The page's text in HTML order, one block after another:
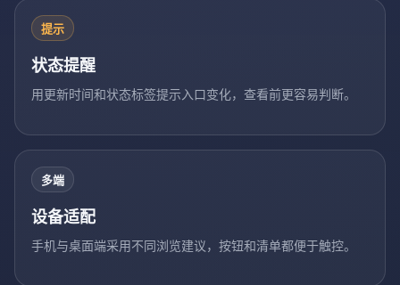
提示
状态提醒
用更新时间和状态标签提示入口变化，查看前更容易判断。
多端
设备适配
手机与桌面端采用不同浏览建议，按钮和清单都便于触控。